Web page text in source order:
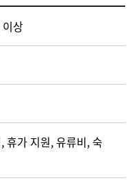
상
휴가 지원, 유류비, 숙